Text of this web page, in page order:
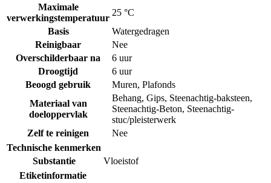
Maximale
verwerkingstemperatuur
25 °C
Basis
Watergedragen
Reinigbaar
Nee
Overschilderbaar na
6 uur
Droogtijd
6 uur
Beoogd gebruik
Muren, Plafonds
Materiaal van
doeloppervlak
Behang, Gips, Steenachtig-baksteen,
Steenachtig-Beton, Steenachtig-
stuc/pleisterwerk
Zelf te reinigen
Nee
Technische kenmerken
Substantie
Vloeistof
Etiketinformatie